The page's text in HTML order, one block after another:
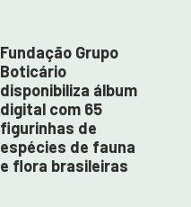
Fundação Grupo
Boticário
disponibiliza álbum
digital com 65
figurinhas de
espécies de fauna
e flora brasileiras